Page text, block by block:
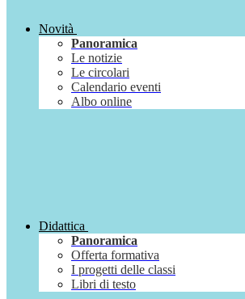
Novità
Panoramica
Le notizie
Le circolari
Calendario eventi
Albo online
Didattica
Panoramica
Offerta formativa
I progetti delle classi
Libri di testo